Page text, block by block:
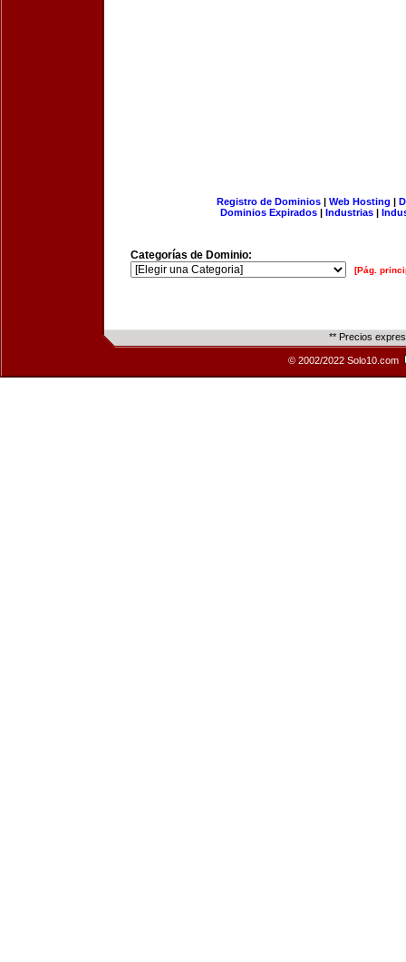
Registro de Dominios| Web Hosting |
Dominios Expirados | Industrias |
Categorías de Dominio:
[Pág.
** Precios
© 2002/2022 Solo10.com